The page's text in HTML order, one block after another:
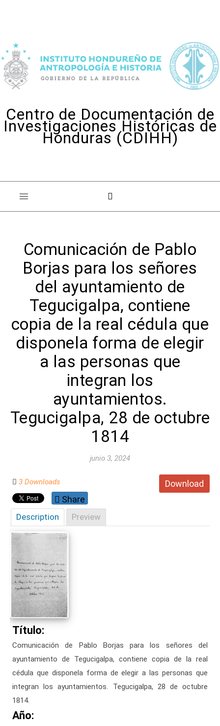
Centro de Documentación de
Investigaciones Históricas de
Honduras (CDIHH)
Comunicación de Pablo
Borjas para los señores
del ayuntamiento de
Tegucigalpa, contiene
copia de la real cédula que
disponela forma de elegir
a las personas que
integran los
ayuntamientos.
Tegucigalpa, 28 de octubre
1814
junio 3, 2024
Download
3 Downloads
Share
Description Preview
Título:
Comunicación de Pablo Borjas para los señores del
ayuntamiento de Tegucigalpa, contiene copia de la real
cédula que disponela forma de elegir a las personas que
integran los ayuntamientos. Tegucigalpa, 28 de octubre
1814.
Año: